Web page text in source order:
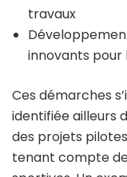
travaux
innovants
Ces démarches
identifiée ailleurs
des projets
tenant compte